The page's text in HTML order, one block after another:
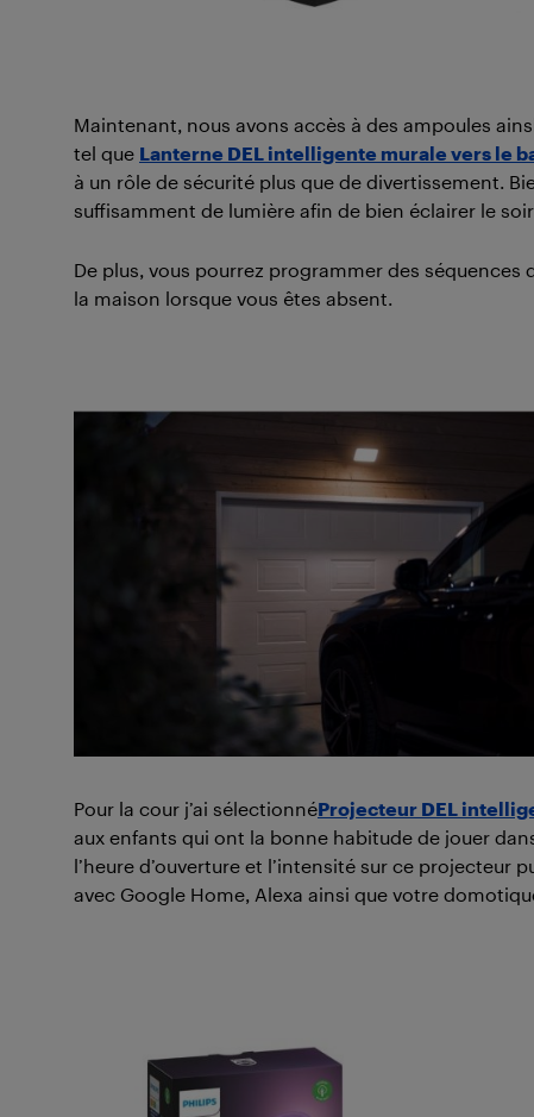
Maintenant, nous avons accès à des ampoules
tel que Lanterne DEL intelligente murale vers le
à un rôle de sécurité plus que de divertissement.
suffisamment de lumière afin de bien éclairer le
De plus, vous pourrez programmer des séquences
la maison lorsque vous êtes absent.
Pour la cour j’ai sélectionnéProjecteur DEL
aux enfants qui ont la bonne habitude de jouer
l’heure d’ouverture et l’intensité sur ce
avec Google Home, Alexa ainsi que votre